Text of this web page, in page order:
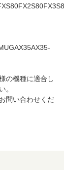
の機種に適合し
。
問い合わせくだ